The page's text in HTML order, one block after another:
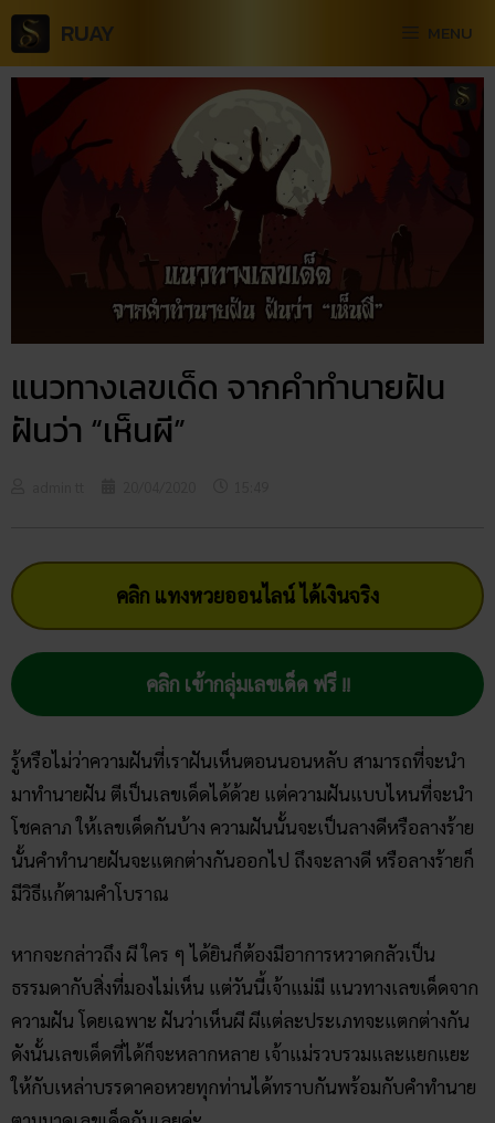
RUAY MENU
แนวทางเลขเด็ด จากคำทำนายฝัน
ฝันว่า “เห็นผี”
คลิก แทงหวยออนไลน์ ได้เงินจริง
คลิก เข้ากลุ่มเลขเด็ด ฟรี !!
รู้หรือไม่ว่าความฝันที่เราฝันเห็นตอนนอนหลับ สามารถที่จะนำ
มาทำนายฝัน ตีเป็นเลขเด็ดได้ด้วย แต่ความฝันแบบไหนที่จะนำ
โชคลาภ ให้เลขเด็ดกันบ้าง ความฝันนั้นจะเป็นลางดีหรือลางร้าย
นั้นคำทำนายฝันจะแตกต่างกันออกไป ถึงจะลางดี หรือลางร้ายก็
มีวิธีแก้ตามคำโบราณ
หากจะกล่าวถึง ผี ใคร ๆ ได้ยินก็ต้องมีอาการหวาดกลัวเป็น
ธรรมดากับสิ่งที่มองไม่เห็น แต่วันนี้เจ้าแม่มี แนวทางเลขเด็ดจาก
ความฝัน โดยเฉพาะ ฝันว่าเห็นผี ผีแต่ละประเภทจะแตกต่างกัน
ดังนั้นเลขเด็ดที่ได้ก็จะหลากหลาย เจ้าแม่รวบรวมและแยกแยะ
ให้กับเหล่าบรรดาคอหวยทุกท่านได้ทราบกันพร้อมกับคำทำนาย